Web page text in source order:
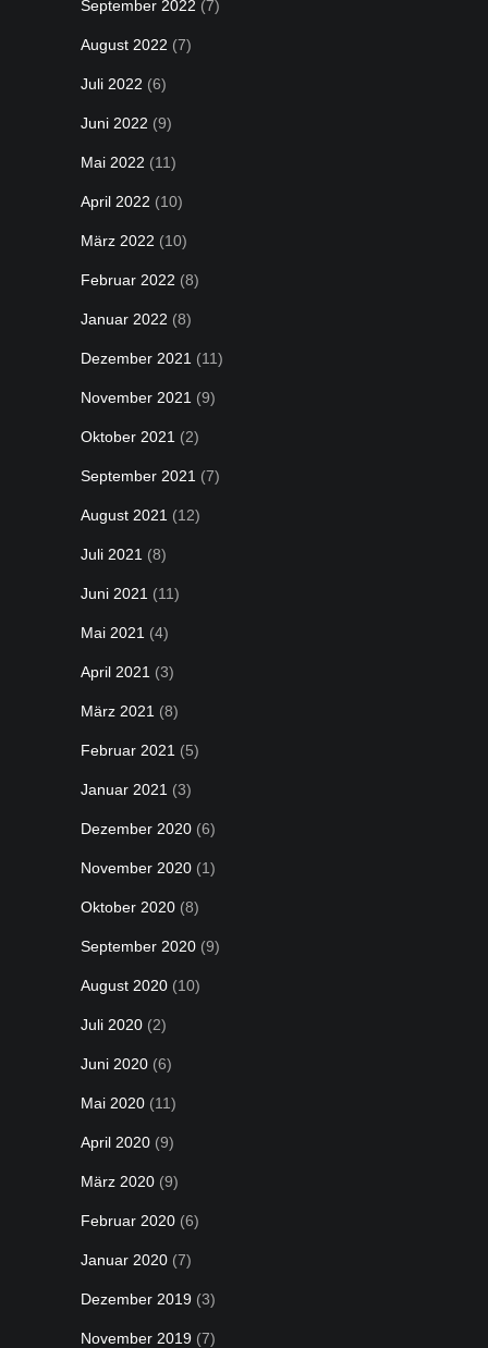
September 2022 (7)
August 2022 (7)
Juli 2022 (6)
Juni 2022 (9)
Mai 2022 (11)
April 2022 (10)
März 2022 (10)
Februar 2022 (8)
Januar 2022 (8)
Dezember 2021 (11)
November 2021 (9)
Oktober 2021 (2)
September 2021 (7)
August 2021 (12)
Juli 2021 (8)
Juni 2021 (11)
Mai 2021 (4)
April 2021 (3)
März 2021 (8)
Februar 2021 (5)
Januar 2021 (3)
Dezember 2020 (6)
November 2020 (1)
Oktober 2020 (8)
September 2020 (9)
August 2020 (10)
Juli 2020 (2)
Juni 2020 (6)
Mai 2020 (11)
April 2020 (9)
März 2020 (9)
Februar 2020 (6)
Januar 2020 (7)
Dezember 2019 (3)
November 2019 (7)